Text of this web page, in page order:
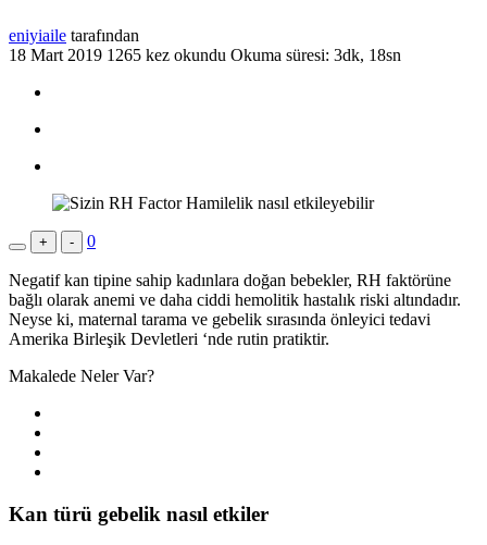
eniyiaile tarafından
18 Mart 2019 1265 kez okundu Okuma süresi: 3dk, 18sn
+ - 0
Negatif kan tipine sahip kadınlara doğan bebekler, RH faktörüne
bağlı olarak anemi ve daha ciddi hemolitik hastalık riski altındadır.
Neyse ki, maternal tarama ve gebelik sırasında önleyici tedavi
Amerika Birleşik Devletleri ‘nde rutin pratiktir.
Makalede Neler Var?
Kan türü gebelik nasıl etkiler